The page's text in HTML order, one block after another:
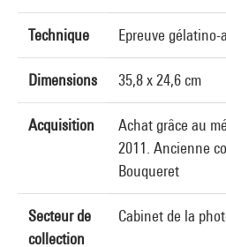
Technique Epreuve gélatino-
Dimensions 35,8 x 24,6 cm
Acquisition
Achat grâce au
2011. Ancienne
Bouqueret
Secteur de
collection
Cabinet de la